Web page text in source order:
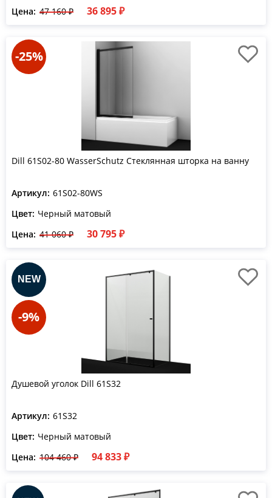
Цена: 47 160 ₽ 36 895 ₽
-25%
Dill 61S02-80 WasserSchutz Стеклянная шторка на ванну
Артикул: 61S02-80WS
Цвет: Черный матовый
Цена: 41 060 ₽ 30 795 ₽
-9%
Душевой уголок Dill 61S32
Артикул: 61S32
Цвет: Черный матовый
Цена: 104 460 ₽ 94 833 ₽